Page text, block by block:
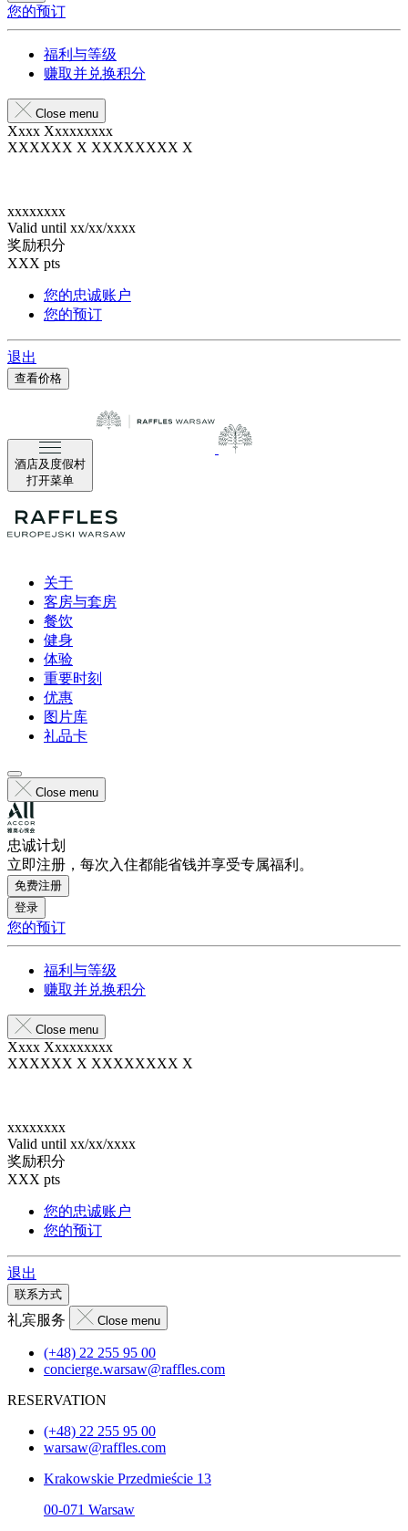
您的预订
福利与等级
赚取并兑换积分
Close menu
Xxxx Xxxxxxxxx
XXXXXX X XXXXXXXX X
xxxxxxxx
Valid until xx/xx/xxxx
奖励积分
XXX pts
您的忠诚账户
您的预订
退出
查看价格
酒店及度假村
打开菜单
关于
客房与套房
餐饮
健身
体验
重要时刻
优惠
图片库
礼品卡
Close menu
忠诚计划
立即注册，每次入住都能省钱并享受专属福利。
免费注册
登录
您的预订
福利与等级
赚取并兑换积分
Close menu
Xxxx Xxxxxxxxx
XXXXXX X XXXXXXXX X
xxxxxxxx
Valid until xx/xx/xxxx
奖励积分
XXX pts
您的忠诚账户
您的预订
退出
联系方式
礼宾服务 Close menu
(+48) 22 255 95 00
concierge.warsaw@raffles.com
RESERVATION
(+48) 22 255 95 00
warsaw@raffles.com
Krakowskie Przedmieście 13
00-071 Warsaw